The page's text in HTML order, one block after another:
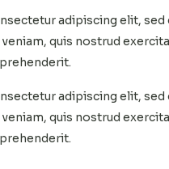
adipiscing elit,
veniam, quis nostrud
adipiscing elit,
veniam, quis nostrud